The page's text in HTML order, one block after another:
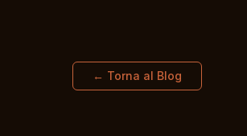
← Torna al Blog